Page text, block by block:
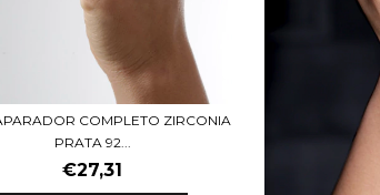
COMPLETO ZIRCONIA
PRATA 92...
€27,31